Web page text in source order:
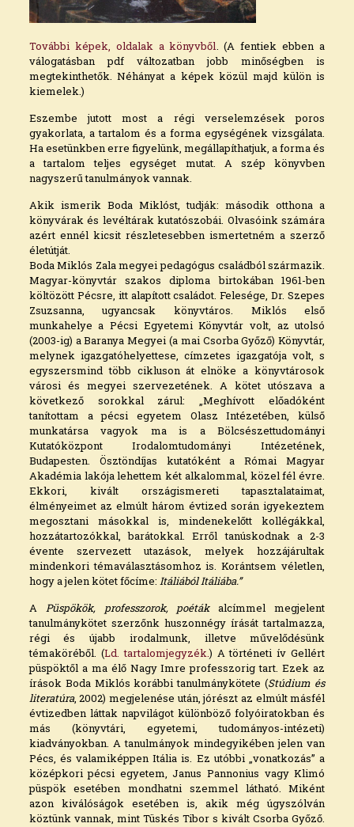
További képek, oldalak a könyvből. (A fentiek ebben a
válogatásban pdf változatban jobb minőségben is
megtekinthetők. Néhányat a képek közül majd külön is
kiemelek.)
Eszembe jutott most a régi verselemzések poros
gyakorlata, a tartalom és a forma egységének vizsgálata.
Ha esetünkben erre figyelünk, megállapíthatjuk, a forma és
a tartalom teljes egységet mutat. A szép könyvben
nagyszerű tanulmányok vannak.
Akik ismerik Boda Miklóst, tudják: második otthona a
könyvárak és levéltárak kutatószobái. Olvasóink számára
azért ennél kicsit részletesebben ismertetném a szerző
életútját.
Boda Miklós Zala megyei pedagógus családból származik.
Magyar-könyvtár szakos diploma birtokában 1961-ben
költözött Pécsre, itt alapított családot. Felesége, Dr. Szepes
Zsuzsanna, ugyancsak könyvtáros. Miklós első
munkahelye a Pécsi Egyetemi Könyvtár volt, az utolsó
(2003-ig) a Baranya Megyei (a mai Csorba Győző) Könyvtár,
melynek igazgatóhelyettese, címzetes igazgatója volt, s
egyszersmind több cikluson át elnöke a könyvtárosok
városi és megyei szervezetének. A kötet utószava a
következő sorokkal zárul: „Meghívott előadóként
tanítottam a pécsi egyetem Olasz Intézetében, külső
munkatársa vagyok ma is a Bölcsészettudományi
Kutatóközpont Irodalomtudományi Intézetének,
Budapesten. Ösztöndíjas kutatóként a Római Magyar
Akadémia lakója lehettem két alkalommal, közel fél évre.
Ekkori, kivált országismereti tapasztalataimat,
élményeimet az elmúlt három évtized során igyekeztem
megosztani másokkal is, mindenekelőtt kollégákkal,
hozzátartozókkal, barátokkal. Erről tanúskodnak a 2-3
évente szervezett utazások, melyek hozzájárultak
mindenkori témaválasztásomhoz is. Korántsem véletlen,
hogy a jelen kötet főcíme: Itáliából Itáliába.”
A Püspökök, professzorok, poétákalcímmel megjelent
tanulmánykötet szerzőnk huszonnégy írását tartalmazza,
régi és újabb irodalmunk, illetve művelődésünk
témaköréből. (Ld. tartalomjegyzék.) A történeti ív Gellért
püspöktől a ma élő Nagy Imre professzorig tart. Ezek az
írások Boda Miklós korábbi tanulmánykötete (Stúdium és
literatúra, 2002) megjelenése után, jórészt az elmúlt másfél
évtizedben láttak napvilágot különböző folyóiratokban és
más (könyvtári, egyetemi, tudományos-intézeti)
kiadványokban. A tanulmányok mindegyikében jelen van
Pécs, és valamiképpen Itália is. Ez utóbbi „vonatkozás” a
középkori pécsi egyetem, Janus Pannonius vagy Klimó
püspök esetében mondhatni szemmel látható. Miként
azon kiválóságok esetében is, akik még úgyszólván
köztünk vannak, mint Tüskés Tibor s kivált Csorba Győző.